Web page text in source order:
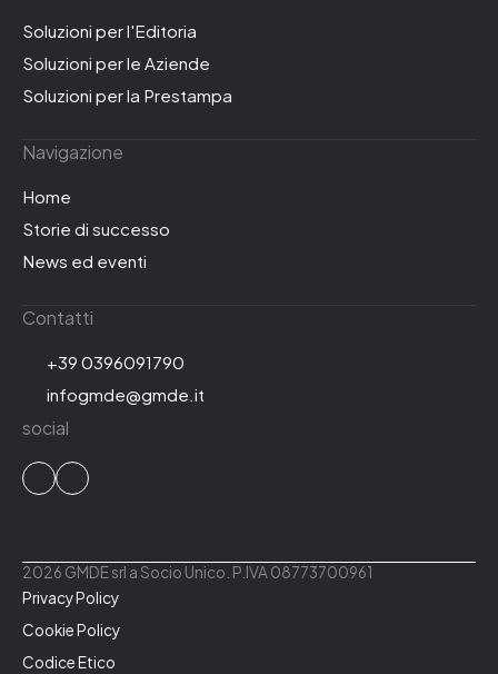
Soluzioni per l'Editoria
Soluzioni per le Aziende
Soluzioni per la Prestampa
Navigazione
Home
Storie di successo
News ed eventi
Contatti
+39 0396091790
infogmde@gmde.it
social
2026 GMDE srl a Socio Unico. P.IVA 08773700961
Privacy Policy
Cookie Policy
Codice Etico